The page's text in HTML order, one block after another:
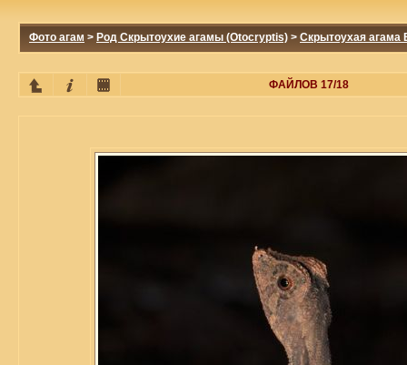
Фото агам > Род Скрытоухие агамы (Otocryptis) > Скрытоухая агама
ФАЙЛОВ 17/18